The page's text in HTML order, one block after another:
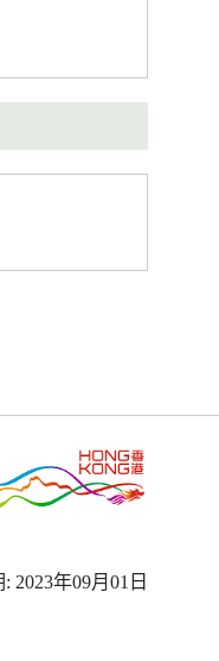
2023年09月01日